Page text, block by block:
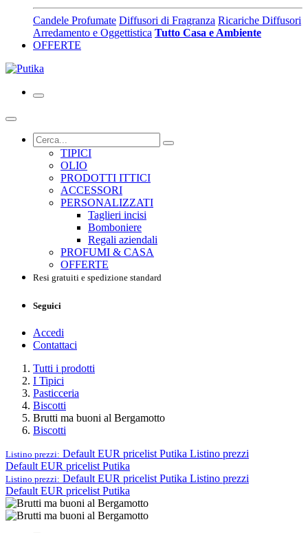
Candele Profumate Diffusori di Fragranza Ricariche Diffusori
Arredamento e Oggettistica Tutto Casa e Ambiente
OFFERTE
TIPICI
OLIO
PRODOTTI ITTICI
ACCESSORI
PERSONALIZZATI
Taglieri incisi
Bomboniere
Regali aziendali
PROFUMI & CASA
OFFERTE
Resi gratuiti e spedizione standard
Seguici
Accedi
Contattaci
Tutti i prodotti
I Tipici
Pasticceria
Biscotti
Brutti ma buoni al Bergamotto
Biscotti
Listino prezzi: Default EUR pricelist Putika Listino prezzi
Default EUR pricelist Putika
Listino prezzi: Default EUR pricelist Putika Listino prezzi
Default EUR pricelist Putika